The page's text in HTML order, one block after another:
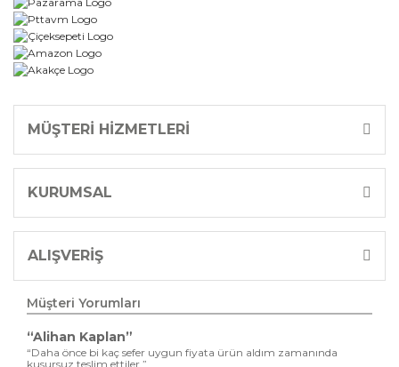
MÜŞTERİ HİZMETLERİ
KURUMSAL
ALIŞVERİŞ
Müşteri Yorumları
“Alihan Kaplan”
“Daha önce bi kaç sefer uygun fiyata ürün aldım zamanında
kusursuz teslim ettiler.”